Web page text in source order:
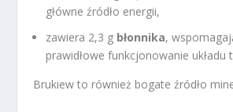
główne źródło energii,
zawiera 2,3 g błonnika,
prawidłowe funkcjonowanie układu
Brukiew to również bogate źródło